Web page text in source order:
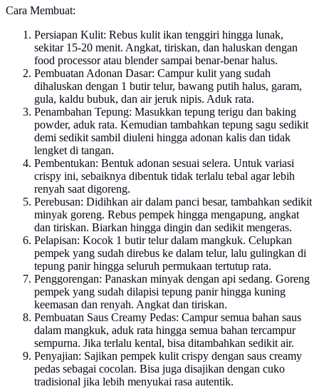
Cara Membuat:
Persiapan Kulit: Rebus kulit ikan tenggiri hingga lunak,
sekitar 15-20 menit. Angkat, tiriskan, dan haluskan dengan
food processor atau blender sampai benar-benar halus.
Pembuatan Adonan Dasar: Campur kulit yang sudah
dihaluskan dengan 1 butir telur, bawang putih halus, garam,
gula, kaldu bubuk, dan air jeruk nipis. Aduk rata.
Penambahan Tepung: Masukkan tepung terigu dan baking
powder, aduk rata. Kemudian tambahkan tepung sagu sedikit
demi sedikit sambil diuleni hingga adonan kalis dan tidak
lengket di tangan.
Pembentukan: Bentuk adonan sesuai selera. Untuk variasi
crispy ini, sebaiknya dibentuk tidak terlalu tebal agar lebih
renyah saat digoreng.
Perebusan: Didihkan air dalam panci besar, tambahkan sedikit
minyak goreng. Rebus pempek hingga mengapung, angkat
dan tiriskan. Biarkan hingga dingin dan sedikit mengeras.
Pelapisan: Kocok 1 butir telur dalam mangkuk. Celupkan
pempek yang sudah direbus ke dalam telur, lalu gulingkan di
tepung panir hingga seluruh permukaan tertutup rata.
Penggorengan: Panaskan minyak dengan api sedang. Goreng
pempek yang sudah dilapisi tepung panir hingga kuning
keemasan dan renyah. Angkat dan tiriskan.
Pembuatan Saus Creamy Pedas: Campur semua bahan saus
dalam mangkuk, aduk rata hingga semua bahan tercampur
sempurna. Jika terlalu kental, bisa ditambahkan sedikit air.
Penyajian: Sajikan pempek kulit crispy dengan saus creamy
pedas sebagai cocolan. Bisa juga disajikan dengan cuko
tradisional jika lebih menyukai rasa autentik.